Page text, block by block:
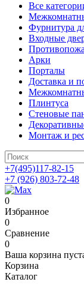
Все
Фурнитура
Входные
Арки
Порталы
Доставка и
Плинтуса
Стеновые
Монтаж и
+7(495)117-82-15
+7 (926) 803-72-48
0
Избранное
0
Сравнение
0
Ваша корзина
Корзина
Каталог